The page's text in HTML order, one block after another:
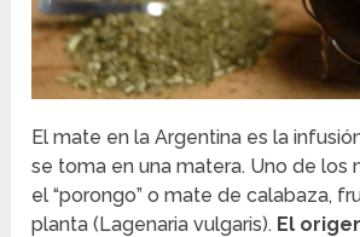
El mate en la Argentina es la
se toma en una matera. Uno de los
el “porongo” o mate de calabaza,
planta (Lagenaria vulgaris). El